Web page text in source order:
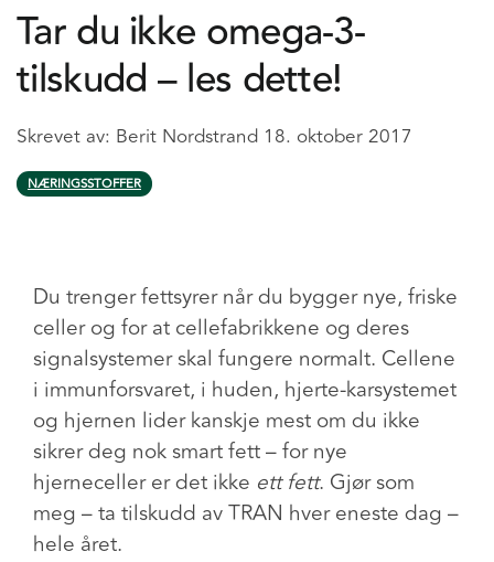
Tar du ikke omega-3-
tilskudd – les dette!
Skrevet av: Berit Nordstrand 18. oktober 2017
NÆRINGSSTOFFER
Du trenger fettsyrer når du bygger nye, friske
celler og for at cellefabrikkene og deres
signalsystemer skal fungere normalt. Cellene
i immunforsvaret, i huden, hjerte-karsystemet
og hjernen lider kanskje mest om du ikke
sikrer deg nok smart fett – for nye
hjerneceller er det ikke ett fett. Gjør som
meg – ta tilskudd av TRAN hver eneste dag –
hele året.